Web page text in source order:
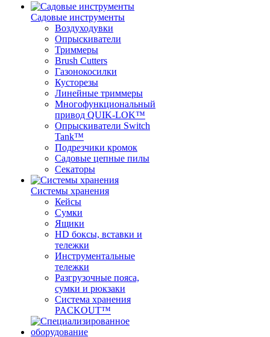
Садовые инструменты
Воздуходувки
Опрыскиватели
Триммеры
Brush Cutters
Газонокосилки
Кусторезы
Линейные триммеры
Многофункциональный
привод QUIK-LOK™
Опрыскиватели Switch
Tank™
Подрезчики кромок
Садовые цепные пилы
Секаторы
Системы хранения
Кейсы
Сумки
Ящики
HD боксы, вставки и
тележки
Инструментальные
тележки
Разгрузочные пояса,
сумки и рюкзаки
Система хранения
PACKOUT™